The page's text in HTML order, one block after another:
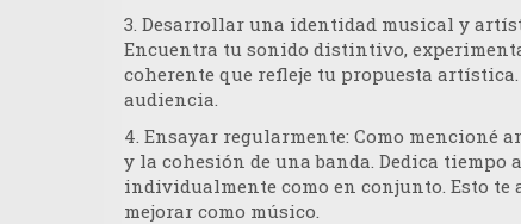
3. Desarrollar una identidad musical y
Encuentra tu sonido distintivo,
coherente que refleje tu propuesta
audiencia.
4 . Ensayar regularmente: Como mencioné
y la cohesión de una banda. Dedica
individualmente como en conjunto. Esto
mejorar como músico.